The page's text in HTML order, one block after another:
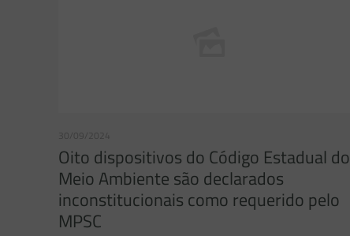
30/09/2024
Oito dispositivos do Código Estadual do
Meio Ambiente são declarados
inconstitucionais como requerido pelo
MPSC